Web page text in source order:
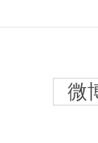
微